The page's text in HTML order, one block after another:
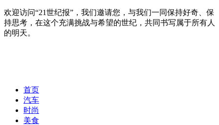
欢迎访问“21世纪报”，我们邀请您，与我们一同保持好奇、保
持思考，在这个充满挑战与希望的世纪，共同书写属于所有人
的明天。
首页
汽车
时尚
美食